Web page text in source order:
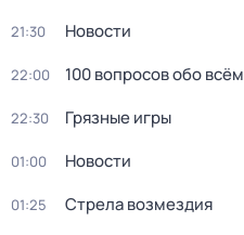
21:30 Новости
22:00 100 вопросов обо всём
22:30 Грязные игры
01:00 Новости
01:25 Стрела возмездия